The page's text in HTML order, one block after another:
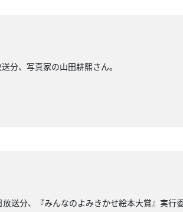
分、写真家の山田耕熙さん。
送分、『みんなのよみきかせ絵本大賞』実行